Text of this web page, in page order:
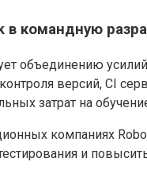
в командную
объединению
версий, CI
затрат на
компаниях
и